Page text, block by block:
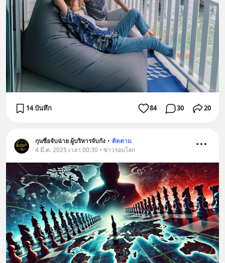
14 บันทึก 84 30 20
กุนซือจับฉ่าย ผู้บริหารจับกัง • ติดตาม
4 มี.ค. 2025 เวลา 00:30 • ข่าวรอบโลก